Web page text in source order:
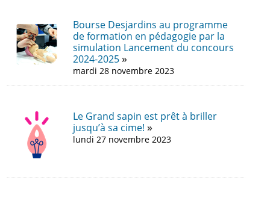
Bourse Desjardins au programme
de formation en pédagogie par la
simulation Lancement du concours
2024-2025
mardi 28 novembre 2023
Le Grand sapin est prêt à briller
jusqu’à sa cime!
lundi 27 novembre 2023